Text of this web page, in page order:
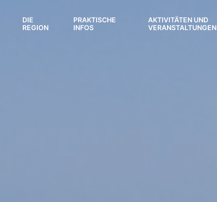
DIE
REGION
PRAKTISCHE
INFOS
AKTIVITÄTEN UND
VERANSTALTUNGEN